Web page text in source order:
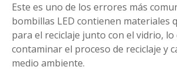
Este es uno de los errores más
bombillas LED contienen materiales
para el reciclaje junto con el vidrio, lo
contaminar el proceso de reciclaje y
medio ambiente.